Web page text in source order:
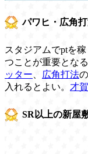
パワヒ・広角
スタジアムでptを
つことが重要とな
ッター
広角打法
入れるとよい。 才
SR以上の新屋